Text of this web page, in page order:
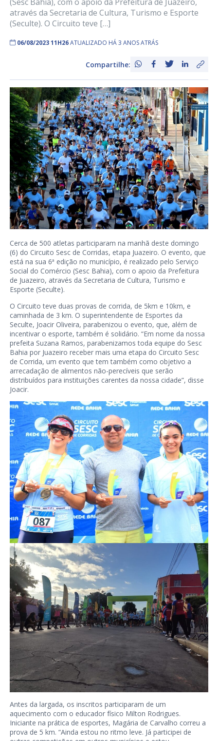
através da Secretaria de Cultura, Turismo e Esporte
(Seculte). O Circuito teve […]
06/08/2023 11H26ATUALIZADO HÁ 3 ANOS ATRÁS
Compartilhe:
Cerca de 500 atletas participaram na manhã deste domingo
(6) do Circuito Sesc de Corridas, etapa Juazeiro. O evento, que
está na sua 6ª edição no município, é realizado pelo Serviço
Social do Comércio (Sesc Bahia), com o apoio da Prefeitura
de Juazeiro, através da Secretaria de Cultura, Turismo e
Esporte (Seculte).
O Circuito teve duas provas de corrida, de 5km e 10km, e
caminhada de 3 km. O superintendente de Esportes da
Seculte, Joacir Oliveira, parabenizou o evento, que, além de
incentivar o esporte, também é solidário. “Em nome da nossa
prefeita Suzana Ramos, parabenizamos toda equipe do Sesc
Bahia por Juazeiro receber mais uma etapa do Circuito Sesc
de Corrida, um evento que tem também como objetivo a
arrecadação de alimentos não-perecíveis que serão
distribuídos para instituições carentes da nossa cidade”, disse
Joacir.
Antes da largada, os inscritos participaram de um
aquecimento com o educador físico Milton Rodrigues.
Iniciante na prática de esportes, Magária de Carvalho correu a
prova de 5 km. “Ainda estou no ritmo leve. Já participei de